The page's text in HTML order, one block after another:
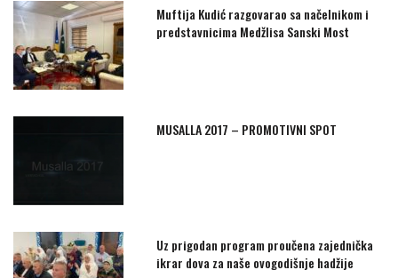
Muftija Kudić razgovarao sa načelnikom i
predstavnicima Medžlisa Sanski Most
MUSALLA 2017 – PROMOTIVNI SPOT
Uz prigodan program proučena zajednička
ikrar dova za naše ovogodišnje hadžije